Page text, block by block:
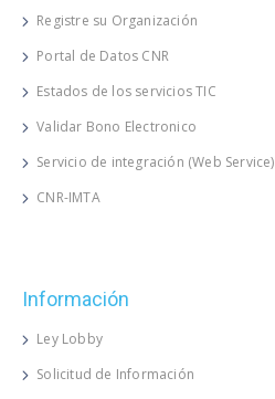
Registre su Organización
Portal de Datos CNR
Estados de los servicios TIC
Validar Bono Electronico
Servicio de integración (Web Service)
CNR-IMTA
Información
Ley Lobby
Solicitud de Información